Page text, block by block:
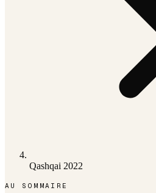
Qashqai 2022
AU SOMMAIRE